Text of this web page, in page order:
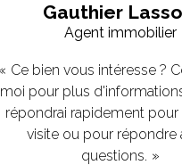
Gauthier
Agent immobilier
Ce bien vous intéresse ?
moi pour plus
répondrai rapidement pour
visite ou pour répondre
questions.